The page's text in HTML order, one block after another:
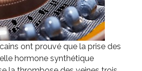
ont prouvé que la prise des
hormone synthétique